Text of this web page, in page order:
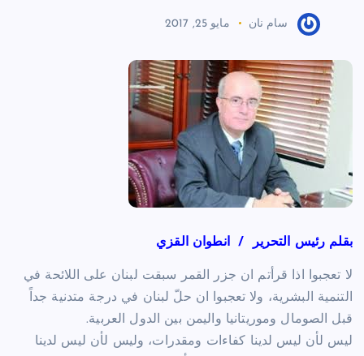
سام نان مايو 25, 2017
بقلم رئيس التحرير / انطوان القزي
لا تعجبوا اذا قرأتم ان جزر القمر سبقت لبنان على اللائحة في
التنمية البشرية، ولا تعجبوا ان حلّ لبنان في درجة متدنية جداً
قبل الصومال وموريتانيا واليمن بين الدول العربية.
ليس لأن ليس لدينا كفاءات ومقدرات، وليس لأن ليس لدينا